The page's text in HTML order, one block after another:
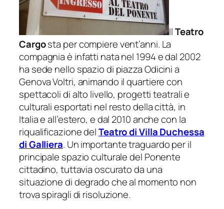
IlTeatro
Cargosta per compiere vent’anni. La
compagnia è infatti nata nel 1994 e dal 2002
ha sede nello spazio di piazza Odicini a
Genova Voltri, animando il quartiere con
spettacoli di alto livello, progetti teatrali e
culturaliesportati nel resto della città, in
Italia e all’estero, e dal 2010 anche con la
riqualificazione delTeatro di Villa Duchessa
di Galliera. Un importante traguardo per il
principale spazio culturale del Ponente
cittadino, tuttavia oscurato da una
situazione di degrado che al momento non
trova spiragli di risoluzione.